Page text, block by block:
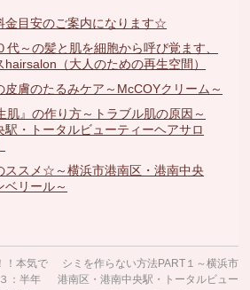
目安のご案内になります☆
代～の髪と肌を細胞から呼び覚ます、
hairsalon（大人のための再生空間）
皮膚のたるみケア～McCOYクリーム～
肌』の作り方～トラブル肌の原因～
駅・トータルビューティーヘアサロ
ススメ☆～横浜市港南区・港南中央
ベリール～
！本気で
：半年
シミを作らない方法PART１～横浜市
港南区・港南中央駅・トータルビュー